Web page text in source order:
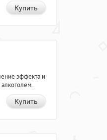
Купить
эффекта и
Купить